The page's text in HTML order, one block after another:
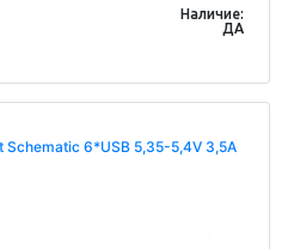
Наличие:
ДА
6*USB 5,35-5,4V 3,5A